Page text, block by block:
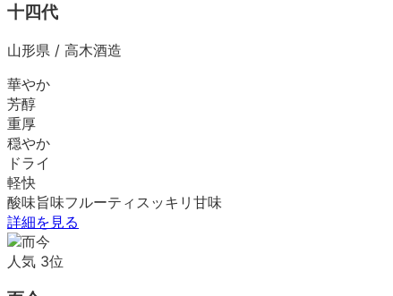
十四代
山形県 / 高木酒造
華やか
芳醇
重厚
穏やか
ドライ
軽快
酸味旨味フルーティ スッキリ 甘味
詳細を見る
人気 3位